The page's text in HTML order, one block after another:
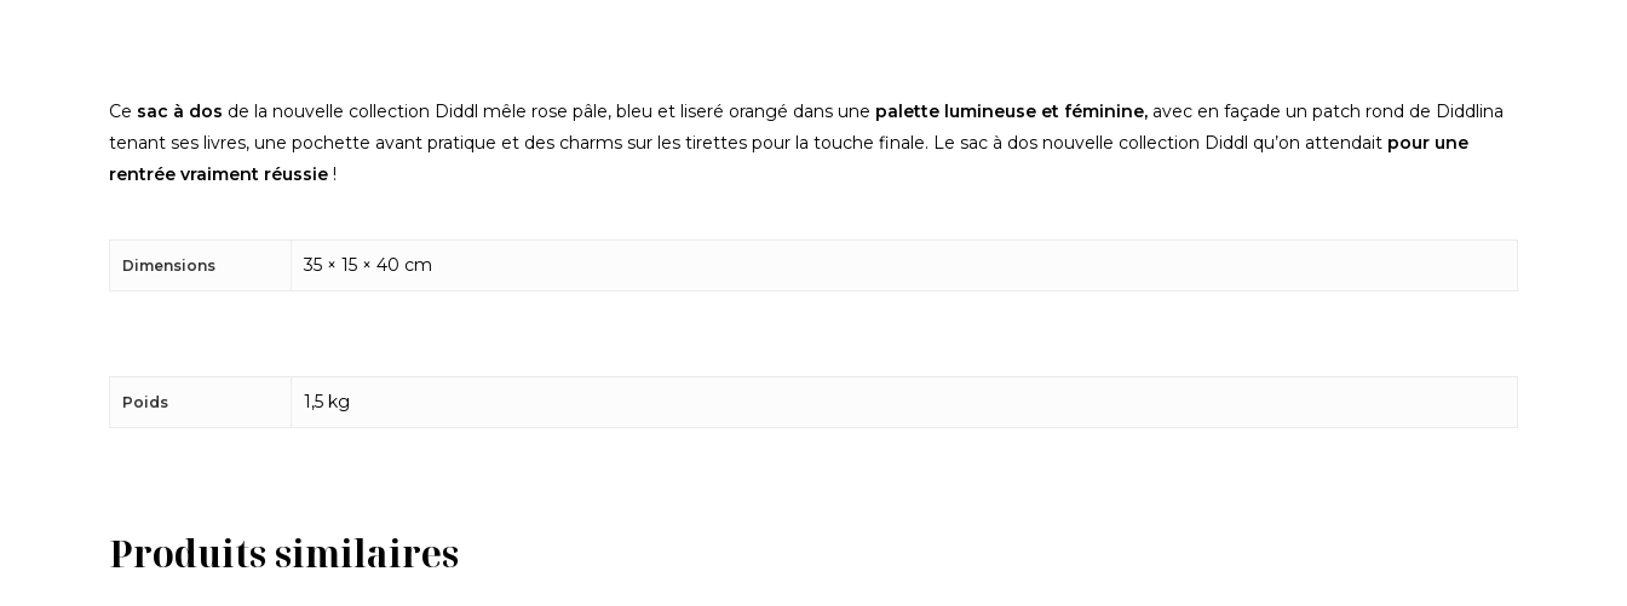
Ce sac à dos de la nouvelle collection Diddl mêle rose pâle, bleu et liseré orangé dans une palette lumineuse et féminine, avec en façade un patch rond de Diddlina
tenant ses livres, une pochette avant pratique et des charms sur les tirettes pour la touche finale. Le sac à dos nouvelle collection Diddl qu’on attendait pour une
rentrée vraiment réussie !
Dimensions 35 × 15 × 40 cm
Poids 1,5 kg
Produits similaires